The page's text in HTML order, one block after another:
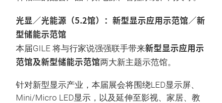
光显／光能源（5.2馆）：新型显示应用示范馆／新
型储能示范馆
本届GILE 将与行家说强强联手带来新型显示应用示
范馆及新型储能示范馆两大新主题示范馆。
针对新型显示产业，本届展会将围绕LED显示屏、
Mini/Micro LED显示，以及延伸至影视、家居、教